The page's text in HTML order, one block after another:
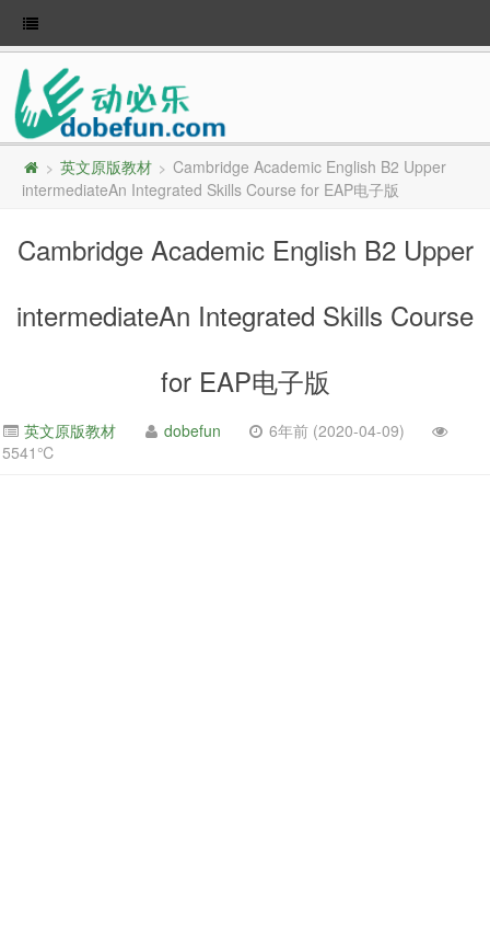
> 英文原版教材 > Cambridge Academic English B2 Upper
intermediateAn Integrated Skills Course for EAP电子版
Cambridge Academic English B2 Upper
intermediateAn Integrated Skills Course
for EAP电子版
英文原版教材 dobefun
6年前 (2020-04-09)
5541℃